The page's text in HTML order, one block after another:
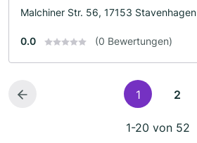
Malchiner Str. 56, 17153 Stavenhagen
0.0 (0 Bewertungen)
1 2
1-20 von 52